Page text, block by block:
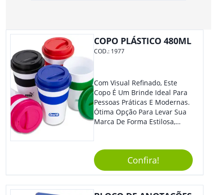
COPO PLÁSTICO 480ML
COD.: 1977
Com Visual Refinado, Este
Copo É Um Brinde Ideal Para
Pessoas Práticas E Modernas.
Ótima Opção Para Levar Sua
Marca De Forma Estilosa,
Reuniões Corporativas Ou Até
Mesmo Para Presentear
Colaboradores.
Confira!